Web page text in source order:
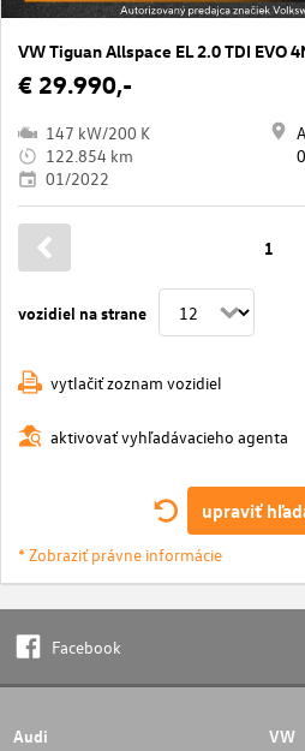
€ 29.990,-
147 kW/200 K
122.854 km
01/2022
vozidiel na strane
1
vytlačiť zoznam vozidiel
aktivovať vyhľadávacieho agenta
upraviť
* Zobraziť právne informácie
Facebook
Audi VW